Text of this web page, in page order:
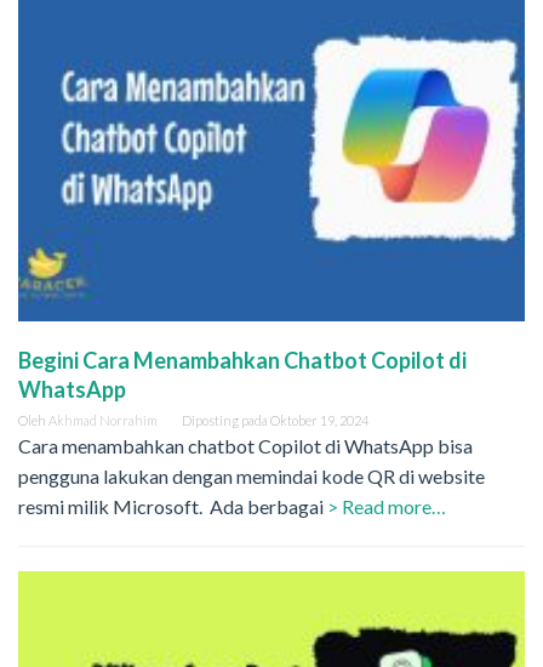
Begini Cara Menambahkan Chatbot Copilot di
WhatsApp
Oleh Akhmad Norrahim Diposting pada Oktober 19, 2024
Cara menambahkan chatbot Copilot di WhatsApp bisa
pengguna lakukan dengan memindai kode QR di website
resmi milik Microsoft. Ada berbagai > Read more…